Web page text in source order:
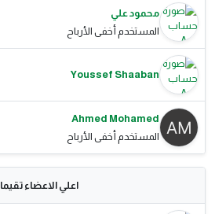
محمود علي
المستخدم أخفى الأرباح
Youssef Shaaban
Ahmed Mohamed
المستخدم أخفى الأرباح
اعلي الاعضاء تقيما